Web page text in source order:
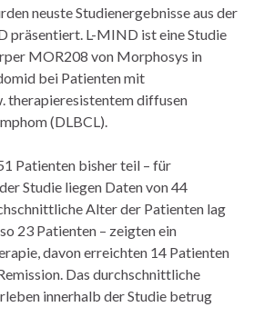
neuste Studienergebnisse aus der
präsentiert. L-MIND ist eine Studie
MOR208 von Morphosys in
bei Patienten mit
therapieresistentem diffusen
(DLBCL).
Patienten bisher teil – für
Studie liegen Daten von 44
Alter der Patienten lag
23 Patienten – zeigten ein
davon erreichten 14 Patienten
Das durchschnittliche
innerhalb der Studie betrug